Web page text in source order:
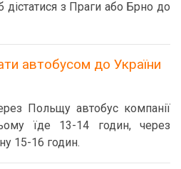
з Праги або Брно до
автобусом до України
Польщу автобус компанії
їде 13-14 годин, через
15-16 годин.